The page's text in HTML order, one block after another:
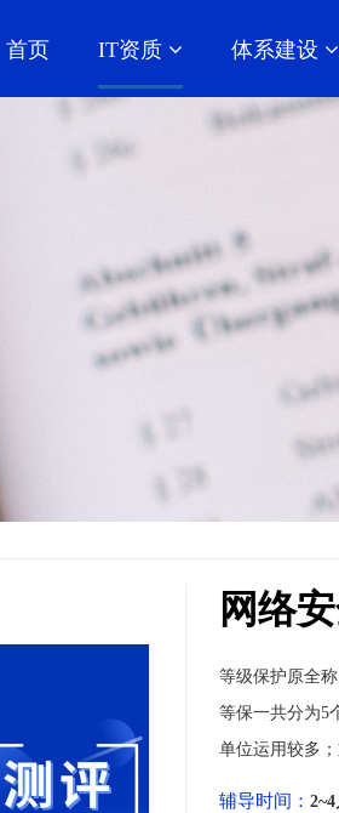
首页 IT资质 体系建设
网络
等级保护原全
等保一共分为5
单位运用较多
辅导时间：